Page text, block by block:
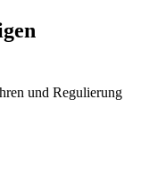
und Regulierung